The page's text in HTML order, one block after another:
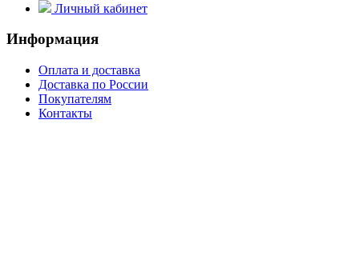
Личный кабинет
Информация
Оплата и доставка
Доставка по России
Покупателям
Контакты